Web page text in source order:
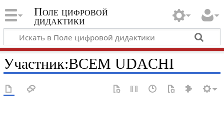
Поле цифровой
дидактики
Участник:BCEM UDACHI